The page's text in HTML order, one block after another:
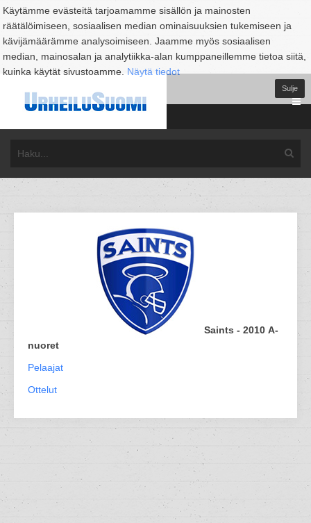
Käytämme evästeitä tarjoamamme sisällön ja mainosten
räätälöimiseen, sosiaalisen median ominaisuuksien tukemiseen ja
kävijämäärämme analysoimiseen. Jaamme myös sosiaalisen
median, mainosalan ja analytiikka-alan kumppaneillemme tietoa siitä,
kuinka käytät sivustoamme. Näytä tiedot
Sulje
Saints - 2010 A-
nuoret
Pelaajat
Ottelut